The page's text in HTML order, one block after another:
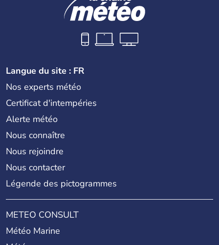
Langue du site : FR
Nos experts météo
Certificat d'intempéries
Alerte météo
Nous connaître
Nous rejoindre
Nous contacter
Légende des pictogrammes
METEO CONSULT
Météo Marine